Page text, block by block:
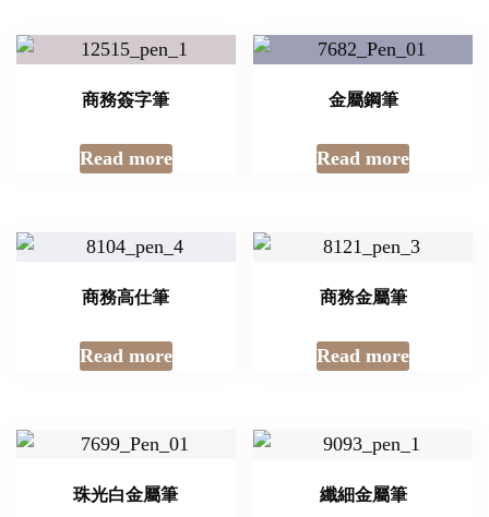
商務簽字筆
Read more
金屬鋼筆
Read more
商務高仕筆
Read more
商務金屬筆
Read more
珠光白金屬筆 纖細金屬筆